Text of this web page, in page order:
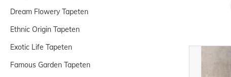
Ethnic Origin Tapeten
Exotic Life Tapeten
Dream Flowery Tapeten
Famous Garden Tapeten